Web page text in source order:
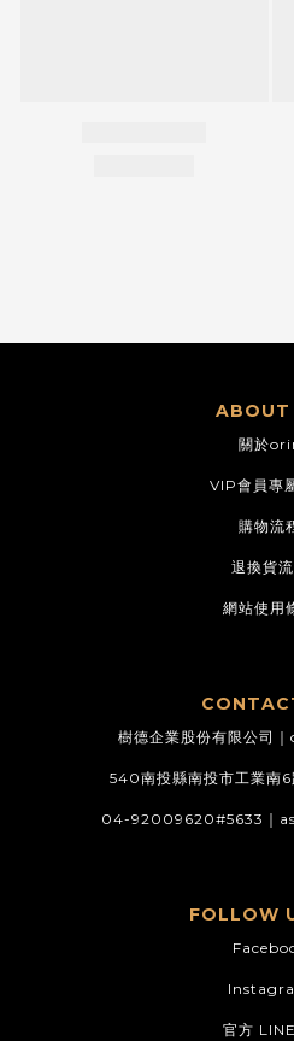
ABOUT
關於
VIP會員專
購物流
退換貨
網站使用
樹德企業股份有限公司
540南投縣南投市工業南
04-92009620#5633｜
FOLLOW
官方